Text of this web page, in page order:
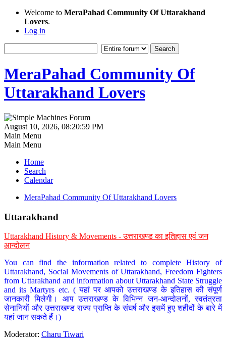
Welcome to MeraPahad Community Of Uttarakhand
Lovers.
Log in
MeraPahad Community Of
Uttarakhand Lovers
August 10, 2026, 08:20:59 PM
Main Menu
Main Menu
Home
Search
Calendar
MeraPahad Community Of Uttarakhand Lovers
Uttarakhand
Uttarakhand History & Movements - उत्तराखण्ड का इतिहास एवं जन
आन्दोलन
You can find the information related to complete History of
Uttarakhand, Social Movements of Uttarakhand, Freedom Fighters
from Uttarakhand and information about Uttarakhand State Struggle
and its Martyrs etc. ( यहां पर आपको उत्तराखण्ड के इतिहास की संपूर्ण
जानकारी मिलेगी। आप उत्तराखण्ड के विभिन्न जन-आन्दोलनों, स्वतंत्रता
सेनानियों और उत्तराखण्ड राज्य प्राप्ति के संघर्ष और इसमें हुए शहीदों के बारे में
यहां जान सकते हैं।)
Moderator: Charu Tiwari